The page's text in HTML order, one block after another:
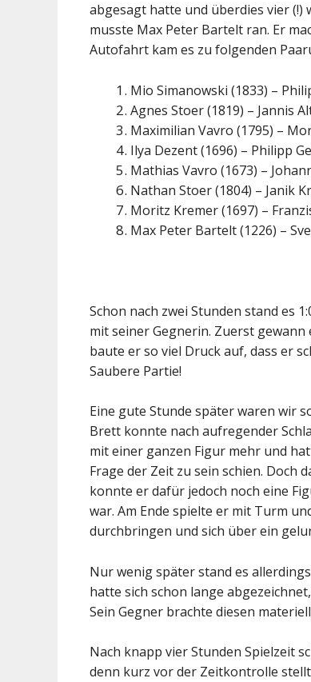
abgesagt hatte und überdies vier
musste Max Peter Bartelt ran. Er
Autofahrt kam es zu folgenden
Mio Simanowski (1833) –
Agnes Stoer (1819) – Jannis
Maximilian Vavro (1795) –
Ilya Dezent (1696) – Philipp
Mathias Vavro (1673) –
Nathan Stoer (1804) – Janik
Moritz Kremer (1697) –
Max Peter Bartelt (1226) –
Schon nach zwei Stunden stand es
mit seiner Gegnerin. Zuerst
baute er so viel Druck auf, dass er
Saubere Partie!
Eine gute Stunde später waren wir
Brett konnte nach aufregender
mit einer ganzen Figur mehr und
Frage der Zeit zu sein schien. Doch
konnte er dafür jedoch noch eine
war. Am Ende spielte er mit Turm
durchbringen und sich über ein
Nur wenig später stand es
hatte sich schon lange
Sein Gegner brachte diesen
Nach knapp vier Stunden Spielzeit
denn kurz vor der Zeitkontrolle